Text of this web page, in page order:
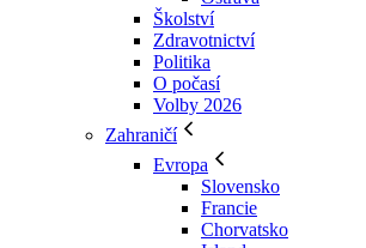
Školství
Zdravotnictví
Politika
O počasí
Volby 2026
Zahraničí
Evropa
Slovensko
Francie
Chorvatsko